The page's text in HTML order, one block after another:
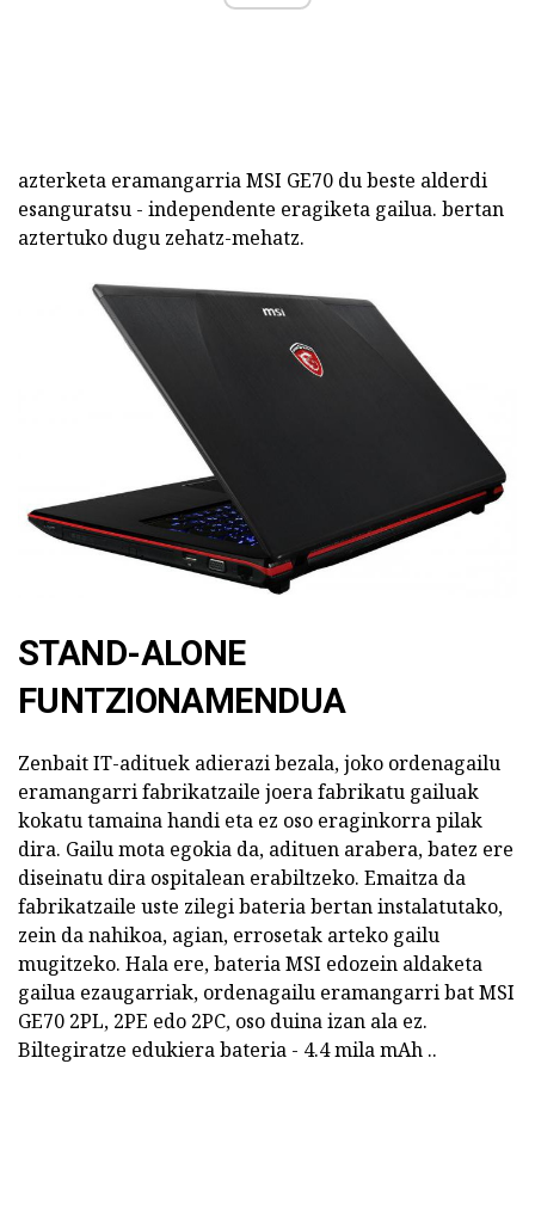
azterketa eramangarria MSI GE70 du beste alderdi
esanguratsu - independente eragiketa gailua. bertan
aztertuko dugu zehatz-mehatz.
STAND-ALONE
FUNTZIONAMENDUA
Zenbait IT-adituek adierazi bezala, joko ordenagailu
eramangarri fabrikatzaile joera fabrikatu gailuak
kokatu tamaina handi eta ez oso eraginkorra pilak
dira. Gailu mota egokia da, adituen arabera, batez ere
diseinatu dira ospitalean erabiltzeko. Emaitza da
fabrikatzaile uste zilegi bateria bertan instalatutako,
zein da nahikoa, agian, errosetak arteko gailu
mugitzeko. Hala ere, bateria MSI edozein aldaketa
gailua ezaugarriak, ordenagailu eramangarri bat MSI
GE70 2PL, 2PE edo 2PC, oso duina izan ala ez.
Biltegiratze edukiera bateria - 4.4 mila mAh ..